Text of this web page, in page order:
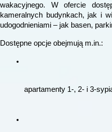
wakacyjnego. W ofercie
kameralnych budynkach, jak i
udogodnieniami – jak basen,
Dostępne opcje obejmują m.in.:
apartamenty 1-, 2- i 3-